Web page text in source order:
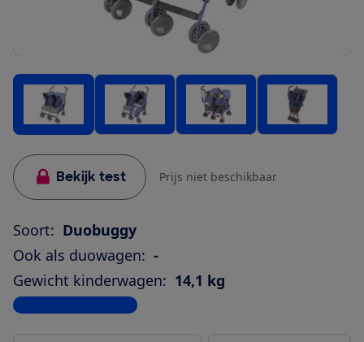
Bekijk test Prijs niet beschikbaar
Soort: Duobuggy
Ook als duowagen: -
Gewicht kinderwagen: 14,1 kg
Bekijk alle specificaties